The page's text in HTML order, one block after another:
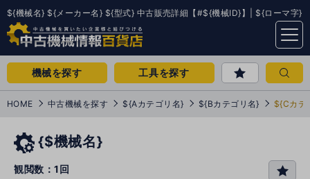
${機械名} ${メーカー名} ${型式} 中古販売詳細【#${機械ID}】| ${ローマ字}
menu
機械を探す 工具を探す
HOME 中古機械を探す ${Aカテゴリ名} ${Bカテゴリ名} ${Cカテ
{$機械名}
観閲数：1回
favo